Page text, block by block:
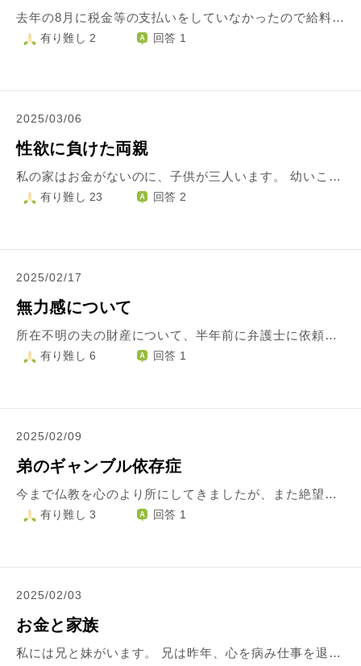
去年の8月に税金等の支払いをしていなかったので給料差し押さえになりました。 その後、煙草も辞め、何とか働いてましたが、病気等(椎間板ヘルニア、脊柱管狭窄症、心不全等)があり満足に働けてません… それでも何とか頑張ってきたんですが先日、バイクで人を引っかけてしまい、バイクは半大破、被害者も怪我をし、自分は歩けなくなりました… 任意保険は検討中の時の事故なので自賠責保険しか入れてないです… それでもお金がないため、自分は病院に行けません… バイクは壊れ、自分も壊れ、もうどうしたらいいかわかりません… 全ては自業自得なのですが、もうシンドイです… 市へ相談しても無理だと思います… 以前、差し押さえられた時に循環器内科だけ行かせてほしいとお願いしたのですが聞き入られてもらえませんでした… ナゼ自分は、こんなにもダメなんでしょう… 何か呪われてるんでしょうか？ 人生を真面目に立ち上がろうとすると必ずと言っていいほど何かがおきます… 神様は乗り越えられない試練は与えないと聞きますが、もうさすがに色々ありすぎて乗り越えられません… 自分の何がいけないんでしょうか？
有り難し 2 回答 1
2025/03/06
性欲に負けた両親
私の家はお金がないのに、子供が三人います。 幼いころ「みんなは毎日おふろはいれるのに、私はなぜ入れないの？」って聞いたら母が「お金がないから」といって終わりました。 教員してたから本当はそういうことはないのに それで、子供の私らはいじめにったり、悪口を言われたりした。 愛情もないし、面白みもない家だからある時統合失調症の姉に聞いた 「私ら望まれて生まれてきたわけじゃないよね？」っていったら「そうよ、跡取りが欲しかったんだけどできんかったけん」という真実を明かされた。 三人も子供をつくって性欲に負けて、生きたんだなって思う。 私が小学校の低学年ころ学校の勉強ができない、したくないっていったら母が突然切れて、私の服をつかみ廊下に引きずり出されてたたかれて、「だったら一人で生きてけ、なんであんたみたいな子に教育費を払わんにゃけいんの！？」「でていけ」とかいって罵詈雑言を言われた。 そんなんだったら、作らなければいいし性欲に負けておいて何をって感じ。私が「産んでくれ」「作ってくれ」と頼んだわけじゃないし 温かい家庭、望まれて生まれてた家庭の子供なら 「そうか、今はしたくないんだな。じゃあ、いつからでもいいから勉強したくなったときにしなよ」と言って抱きしめる。毎日お風呂がある。 頭をなでるなどがあったはず 私の家はつらいことがあったら罵詈雑言で返す、突き放す、面倒を見てほしい時に放置、親が嫌なことから逃げる。お風呂に毎日入れない。でも、外からの評価を大事にして、「いい親、いい先生」という風に見られたがっていた。 また、姉からも冷たくされてたから 精神的に幼い姉と冷たく要領がいい姉がおり彼らに看病されたことは一度もない。叱られたり責められたり利用されたり 次女は妹ならこうであるべきを押し付けられて、私に消えてほしいとかかわいくないとか言われて、勉強ができないと家の外に放り出そうとする次女 次女が性欲に負けてできちゃった婚をした。 この家庭だったから、祖母の介護の時は私は暴力をふるった。統合失調症の姉の面倒もみさせられてたから 気分転換してたら母から電話がかかり、気分転換をしてることを言ったら怒ってくる。 私が幸せを望んでなかった母、そして私のことを一切考えてない姉たち この冷たい家庭だったから結婚したいとか思わないし、子は、頭のめでたい男女が性欲の負けて作ったエゴの塊だと思う
有り難し 23 回答 2
2025/02/17
無力感について
所在不明の夫の財産について、半年前に弁護士に依頼をしているのですが、担当の弁護士が思うように仕事をしてくれず困っています。 私ではなんともできないからお願いしているのに、再三問い合わせしているのに無視です。困って裁判所にも相談したのですがそれでも返事がありません。 そもそも中々引き受けてくれる人がいなかったそうで、有難いと思っていたのに弁護士すらお金だけ受け取って仕事はしないとなると、もう誰を信用していいか分かりません。みんな騙してでもお金を欲しいんだろうなと、猜疑心がどんどん強くなります。 それが原因で身を寄せている実家にも居づらくなり、安心して過ごせる場所がどんどん無くなっていく感じです。 現状をどうにかしたいという執着を手放せれば楽になるるのかと思うのですが、私だけの問題では無い為、家族に申し訳なく罪悪感と無力感でいっぱいです。 逃げ出したくもなりますが、行く場所もなく心の状態も悪いまま終わりが見えない苦しい時間を耐えるしかありません。 今まで自分を成長させて来れなかった分、辛いです。
有り難し 6 回答 1
2025/02/09
弟のギャンブル依存症
今まで仏教を心のより所にしてきましたが、また絶望の淵に立たされたような、気持ちが暗くなってしまう出来事が起こりました。ギャンブル依存症の弟が、会社員の美容師は安いからと、個人事業主で美容師の仕事をしていましたが、税金が高く滞納し続けていました。毎月少しずつ払えばいいものを、パチンコでお金を溶かして、３年間で滞納金が６０万円、払えなければ差押えだと税理士さんが職場に来たそうです。 自分さえ良ければいい考えの毒弟と、もう縁を切りたいです。お金に困っている母がいる為、今まで実家暮らしをしてきましたが、もう自由になりたいです。度々起きる両親の激しい喧嘩、母のヒステリー、すすり泣き...母を苦しめ続けてきた毒父とも縁を切りたい。笑い声よりも怒り、悲しみの感情が多い実家から出れば、私の暗い気持ちは楽になるでしょうか。 永遠にギャンブル依存症の家族だと思うと、生きていたくありません。私は結婚出来ないので、将来は孤独だと思うと、愛犬が亡くなった後に、自死をしようかと考えます。でも、仏教徒なのでそれは出来ません。どんなに寂しくても、最期は高野山で、お大師様のそばで息を引き取りたいです。家族の問題を抱えながらも、ひたむきに生きていくには、どんな心持ちでいたら良いか、アドバイスをお願い致します。
有り難し 3 回答 1
2025/02/03
お金と家族
私には兄と妹がいます。 兄は昨年、心を病み仕事を退職しましたが心を病んだ時にお金を使ったらしく、失業期間に金銭に苦労していたため30万円を貸しました。その後私がいない時を狙って部屋に侵入し、財布からキャッシュカードを盗み50万円引き出されました(暗証番号は母に兄弟皆同じで設定されていた)1ヶ月逃亡後に死んで詫びると帰って来ましたが、その後家に戻り母の援助もあり再就職が決まりました。事件後は一度も顔を合わせていませんが兄が責任をとって家を出るまでは一緒に暮らしています。 妹は東京で暮らしていましたが、精神障害を悪化させ働けない状況で母からお金を無心し、挙げ句の果てに母の名でクレジットカードを作るなどし母は1000万円程の借金を背負わされました。 兄にお金を盗まれる前からも、何度も母にお金を貸しており、私の貯金は底をつき始めた事を報告した際に借金を打ち明けられました。 母は定年退職後、年金とパートで返済していますが利子分しか返せておらず、私のお金も返済にあてていたそうです。 母は父と離婚をし自己破産をしようと思っていたため、法律事務所に相談してくれと何度も言ったためやっと相談し、私の給料も含めた返済計画を見積もる事が出来ました。 妹は東京から実家に帰ってきて3年は経ちます。妹は現在は精神障害認定をもらい年金生活をしています。 この3年間無意味に利子しか払っておらず、借金は全く減っていないそうです。その間に私はお金を搾り取られました。しかし、私はこれから給料の大半を借金の返済にあてないといけません。好きだった事もやめました。仕事も辞めたい位辛く、兄の事があった直後は転職して環境を変えようと考えていましたが金銭面で不可能となりました。今はとにかくお金を稼ぐ事だけ考えて1円でも惜しんで過ごしています。 兄弟達には更生してもらいたい気持ちでいますが、もう心が限界です。何で私がこんな目に遭わないといけないのか理不尽な気持ちを胸に収めるのに必死なのに、妹が自分本位で思いやりのない発言に衝突をしてしまいました。家族の気持ちを推測ってあげられません。こんな事誰にも打ち明けられません。お坊さま、私はこれからどういった心持ちで過ごせばよいでしょうか？